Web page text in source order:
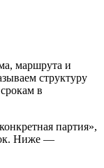
маршрута и
структуру
в
партия»,
Ниже —